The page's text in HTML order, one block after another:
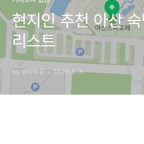
현지인 추천 아산
리스트
by 생각의 강 2025. 5. 6.